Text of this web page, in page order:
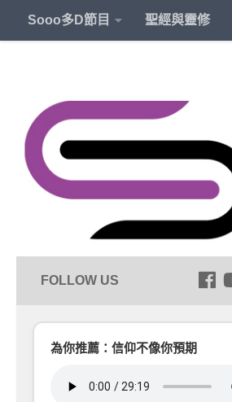
Sooo多D節目 聖經與靈修
為你推薦：信仰不像你預期